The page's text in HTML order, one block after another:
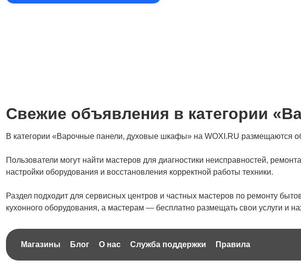
Свежие объявления в категории
В категории «Варочные панели, духовые шкафы» на WOXI.RU размещаются
Пользователи могут найти мастеров для диагностики неисправностей,
настройки оборудования и восстановления корректной работы техники.
Раздел подходит для сервисных центров и частных мастеров по ремонту
кухонного оборудования, а мастерам — бесплатно размещать свои услуги и
Магазины Блог О нас Служба поддержки Правила